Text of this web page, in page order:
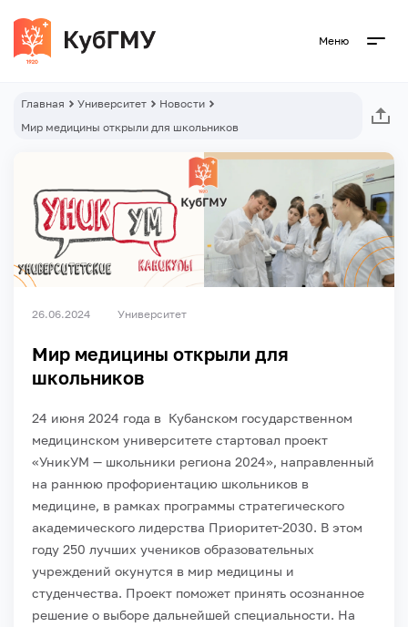
Меню
Главная Университет
Новости
Мир медицины открыли для школьников
26.06.2024 Университет
Мир медицины открыли для
школьников
24 июня 2024 года в Кубанском государственном
медицинском университете стартовал проект
«УникУМ — школьники региона 2024», направленный
на раннюю профориентацию школьников в
медицине, в рамках программы стратегического
академического лидерства Приоритет-2030. В этом
году 250 лучших учеников образовательных
учреждений окунутся в мир медицины и
студенчества. Проект поможет принять осознанное
решение о выборе дальнейшей специальности. На